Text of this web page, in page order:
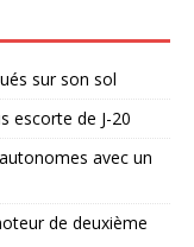
sur son sol
escorte de J-20
avec un
de deuxième